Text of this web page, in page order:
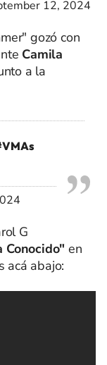
12, 2024
gozó con
Camila
a la
G
Conocido" en
acá abajo: